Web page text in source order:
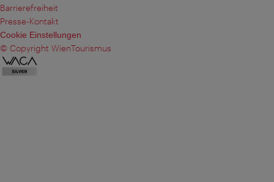
Barrierefreiheit
Presse-Kontakt
Cookie Einstellungen
© Copyright WienTourismus